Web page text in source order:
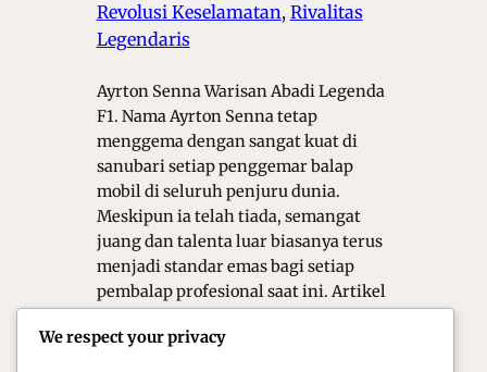
Revolusi Keselamatan, Rivalitas
Legendaris
Ayrton Senna Warisan Abadi Legenda
F1. Nama Ayrton Senna tetap
menggema dengan sangat kuat di
sanubari setiap penggemar balap
mobil di seluruh penjuru dunia.
Meskipun ia telah tiada, semangat
juang dan talenta luar biasanya terus
menjadi standar emas bagi setiap
pembalap profesional saat ini. Artikel
mengenai perjalanan karier, teknik
We respect your privacy